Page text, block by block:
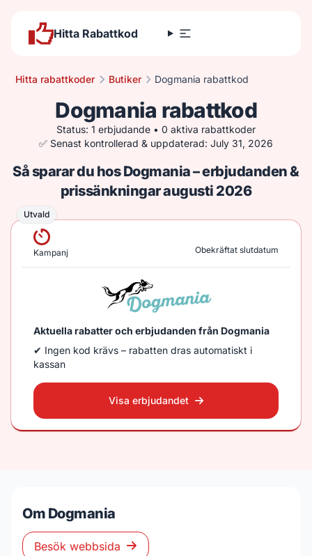
Hitta Rabattkod
Hitta rabattkoder Butiker Dogmania rabattkod
Dogmania rabattkod
Status: 1 erbjudande • 0 aktiva rabattkoder
✅ Senast kontrollerad & uppdaterad: July 31, 2026
Så sparar du hos Dogmania – erbjudanden &
prissänkningar augusti 2026
Utvald
Utvald
Kampanj Obekräftat slutdatum
Aktuella rabatter och erbjudanden från Dogmania
✔ Ingen kod krävs – rabatten dras automatiskt i
kassan
Visa erbjudandet
Om Dogmania
Besök webbsida